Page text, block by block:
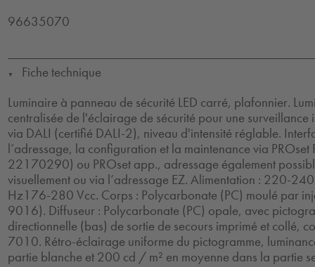
96635070
▼
Fiche technique
Luminaire à panneau de sécurité LED carré, plafonnier.
centralisée de l'éclairage de sécurité pour une
via DALI (certifié DALI-2), niveau d'intensité réglable.
l’adressage, la configuration et la maintenance via PROset
22170290) ou PROset app., adressage également
visuellement ou via l’adressage EZ. Alimentation : 220-
Hz176-280 Vcc. Corps : Polycarbonate (PC) moulé par
9016). Diffuseur : Polycarbonate (PC) opale, avec
directionnelle (bas) de sortie de secours imprimé et collé,
7010. Rétro-éclairage uniforme du pictogramme,
partie blanche et 200 cd / m² en moyenne dans la partie